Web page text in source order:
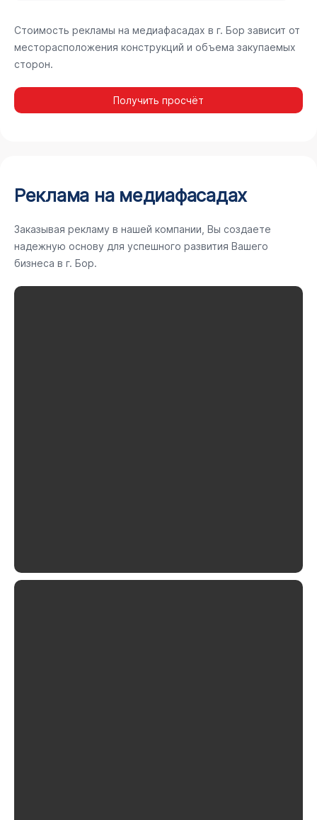
Стоимость рекламы на медиафасадах в г. Бор зависит от
месторасположения конструкций и объема закупаемых
сторон.
Получить просчёт
Реклама на медиафасадах
Заказывая рекламу в нашей компании, Вы создаете
надежную основу для успешного развития Вашего
бизнеса в г. Бор.